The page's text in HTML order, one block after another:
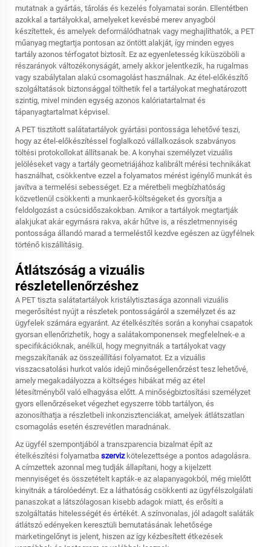
mutatnak a gyártás, tárolás és kezelés folyamatai során. Ellentétben
azokkal a tartályokkal, amelyeket kevésbé merev anyagból
készítettek, és amelyek deformálódhatnak vagy meghajlíthatók, a PET
műanyag megtartja pontosan az öntött alakját, így minden egyes
tartály azonos térfogatot biztosít. Ez az egyenletesség kiküszöböli a
részarányok változékonyságát, amely akkor jelentkezik, ha rugalmas
vagy szabálytalan alakú csomagolást használnak. Az étel-előkészítő
szolgáltatások biztonsággal tölthetik fel a tartályokat meghatározott
szintig, mivel minden egység azonos kalóriatartalmat és
tápanyagtartalmat képvisel.
A PET tisztított salátatartályok gyártási pontossága lehetővé teszi,
hogy az étel-előkészítéssel foglalkozó vállalkozások szabványos
töltési protokollokat állítsanak be. A konyhai személyzet vizuális
jelöléseket vagy a tartály geometriájához kalibrált mérési technikákat
használhat, csökkentve ezzel a folyamatos mérést igénylő munkát és
javítva a termelési sebességet. Ez a méretbeli megbízhatóság
közvetlenül csökkenti a munkaerő-költségeket és gyorsítja a
feldolgozást a csúcsidőszakokban. Amikor a tartályok megtartják
alakjukat akár egymásra rakva, akár hűtve is, a részletmennyiség
pontossága állandó marad a termeléstől kezdve egészen az ügyfélnek
történő kiszállításig.
Átlátszóság a vizuális
részletellenőrzéshez
A PET tiszta salátatartályok kristálytisztasága azonnali vizuális
megerősítést nyújt a részletek pontosságáról a személyzet és az
ügyfelek számára egyaránt. Az ételkészítés során a konyhai csapatok
gyorsan ellenőrizhetik, hogy a salátakomponensek megfelelnek-e a
specifikációknak, anélkül, hogy megnyitnák a tartályokat vagy
megszakítanák az összeállítási folyamatot. Ez a vizuális
visszacsatolási hurkot valós idejű minőségellenőrzést tesz lehetővé,
amely megakadályozza a költséges hibákat még az étel
létesítményből való elhagyása előtt. A minőségbiztosítási személyzet
gyors ellenőrzéseket végezhet egyszerre több tartályon, és
azonosíthatja a részletbeli inkonzisztenciákat, amelyek átlátszatlan
csomagolás esetén észrevétlen maradnának.
Az ügyfél szempontjából a transzparencia bizalmat épít az
ételkészítési folyamatba szerviz kötelezettsége a pontos adagolásra.
A címzettek azonnal meg tudják állapítani, hogy a kijelzett
mennyiséget és összetételt kapták-e az alapanyagokból, még mielőtt
kinyitnák a tárolóedényt. Ez a láthatóság csökkenti az ügyfélszolgálati
panaszokat a látszólagosan kisebb adagok miatt, és erősíti a
szolgáltatás hitelességét és értékét. A színvonalas, jól adagolt saláták
átlátszó edényeken keresztüli bemutatásának lehetősége
marketingelőnyt is jelent, hiszen az így kézbesített étkezések